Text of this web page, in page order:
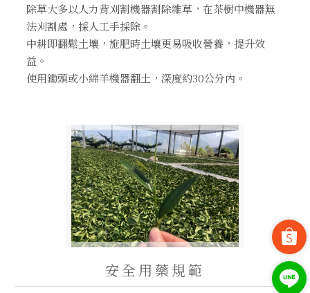
除草大多以人力背刈割機器割除雜草，在茶樹中機器無
法刈割處，採人工手採除。
中耕即翻鬆土壤，施肥時土壤更易吸收營養，提升效
益。
使用鋤頭或小綿羊機器翻土，深度約30公分內。
安全用藥規範